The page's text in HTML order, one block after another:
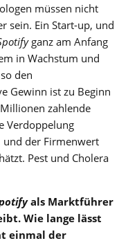
müssen nicht
sein. Ein Start-up, und
ganz am Anfang
in Wachstum und
den
Gewinn ist zu Beginn
zahlende
Verdoppelung
der Firmenwert
Pest und Cholera
als Marktführer
Wie lange lässt
einmal der